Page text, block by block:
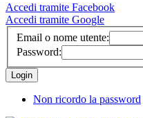
Accedi tramite Facebook
Accedi tramite Google
Email o nome utente:
Password:
Non ricordo la password